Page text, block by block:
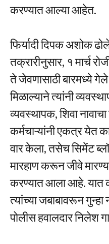
करण्यात आल्या आहेत.
फिर्यादी दिपक अशोक
तक्रारीनुसार, १ मार्च
ते जेवणासाठी बारमध्ये
मिळाल्याने त्यांनी
व्यवस्थापक, शिवा
कर्मचाऱ्यांनी एकत्र येत
वार केला, तसेच सिमेंट
मारहाण करून जीवे
करण्यात आला आहे.
त्यांच्या जबाबावरून
पोलीस हवालदार निलेश